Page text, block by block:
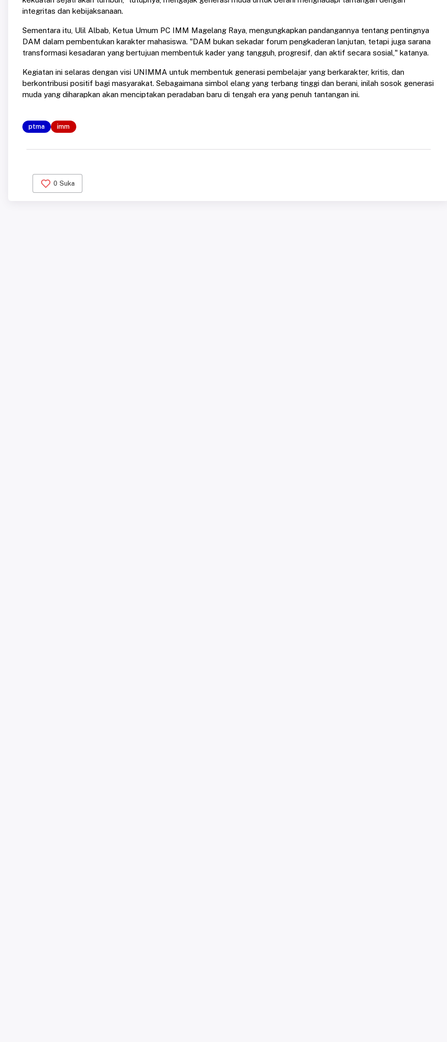
integritas dan kebijaksanaan.
Sementara itu, Ulil Albab, Ketua Umum PC IMM Magelang Raya, mengungkapkan pandangannya tentang pentingnya
DAM dalam pembentukan karakter mahasiswa. "DAM bukan sekadar forum pengkaderan lanjutan, tetapi juga sarana
transformasi kesadaran yang bertujuan membentuk kader yang tangguh, progresif, dan aktif secara sosial," katanya.
Kegiatan ini selaras dengan visi UNIMMA untuk membentuk generasi pembelajar yang berkarakter, kritis, dan
berkontribusi positif bagi masyarakat. Sebagaimana simbol elang yang terbang tinggi dan berani, inilah sosok generasi
muda yang diharapkan akan menciptakan peradaban baru di tengah era yang penuh tantangan ini.
ptma imm
0 Suka